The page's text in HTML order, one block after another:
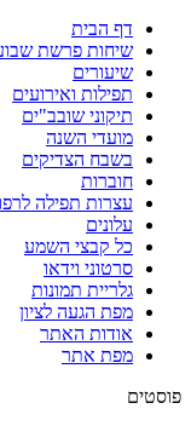
דף הבית
שיחות פרשת
שיעורים
תפילות ואירועים
תיקוני שובב"ים
מועדי השנה
בשבח הצדיקים
חוברות
עצרות תפילה
עלונים
כל קבצי השמע
סרטוני וידאו
גלריית תמונות
מפת הגעה לציון
אודות האתר
מפת אתר
פוסטים